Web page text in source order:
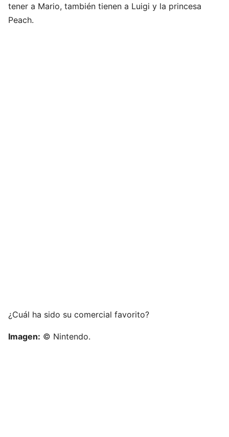
tener a Mario, también tienen a Luigi y la princesa
Peach.
¿Cuál ha sido su comercial favorito?
Imagen: © Nintendo.